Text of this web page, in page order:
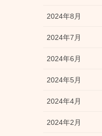
2024年8月
2024年7月
2024年6月
2024年5月
2024年4月
2024年2月